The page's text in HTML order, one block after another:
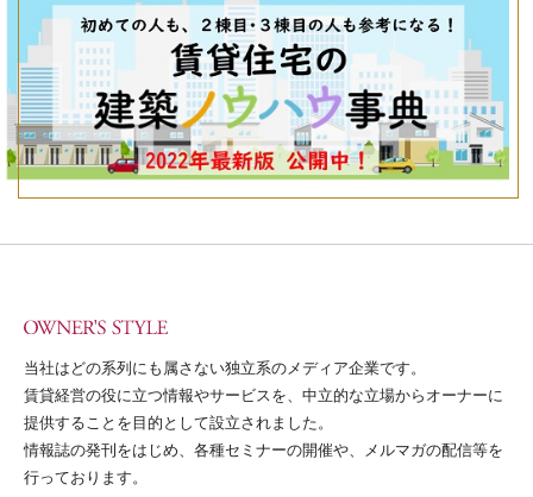
当社はどの系列にも属さない独立系のメディア企業です。
賃貸経営の役に立つ情報やサービスを、中立的な立場からオーナーに
提供することを目的として設立されました。
情報誌の発刊をはじめ、各種セミナーの開催や、メルマガの配信等を
行っております。